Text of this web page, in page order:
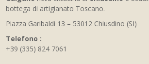
bottega di artigianato Toscano.
Piazza Garibaldi 13 – 53012 Chiusdino (SI)
Telefono :
+39 (335) 824 7061